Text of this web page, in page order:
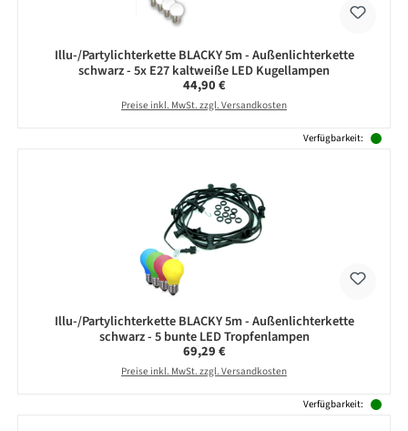
Illu-/Partylichterkette BLACKY 5m - Außenlichterkette
schwarz - 5x E27 kaltweiße LED Kugellampen
Regulärer Preis:
44,90 €
Preise inkl. MwSt. zzgl. Versandkosten
Verfügbarkeit:
Illu-/Partylichterkette BLACKY 5m - Außenlichterkette
schwarz - 5 bunte LED Tropfenlampen
Regulärer Preis:
69,29 €
Preise inkl. MwSt. zzgl. Versandkosten
Verfügbarkeit: